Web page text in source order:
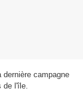
campagne
de l'île.